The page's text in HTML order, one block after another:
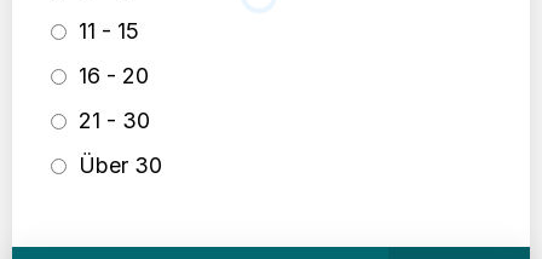
11 - 15
16 - 20
21 - 30
Über 30